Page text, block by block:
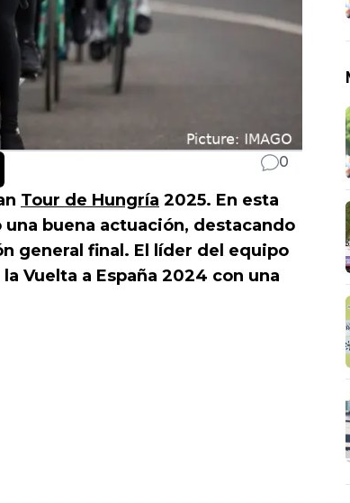
0
Tour de Hungría 2025. En esta
buena actuación, destacando
general final. El líder del equipo
Vuelta a España 2024 con una